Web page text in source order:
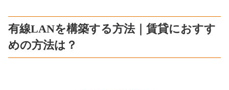
有線LANを構築する方法｜賃貸におすす
めの方法は？